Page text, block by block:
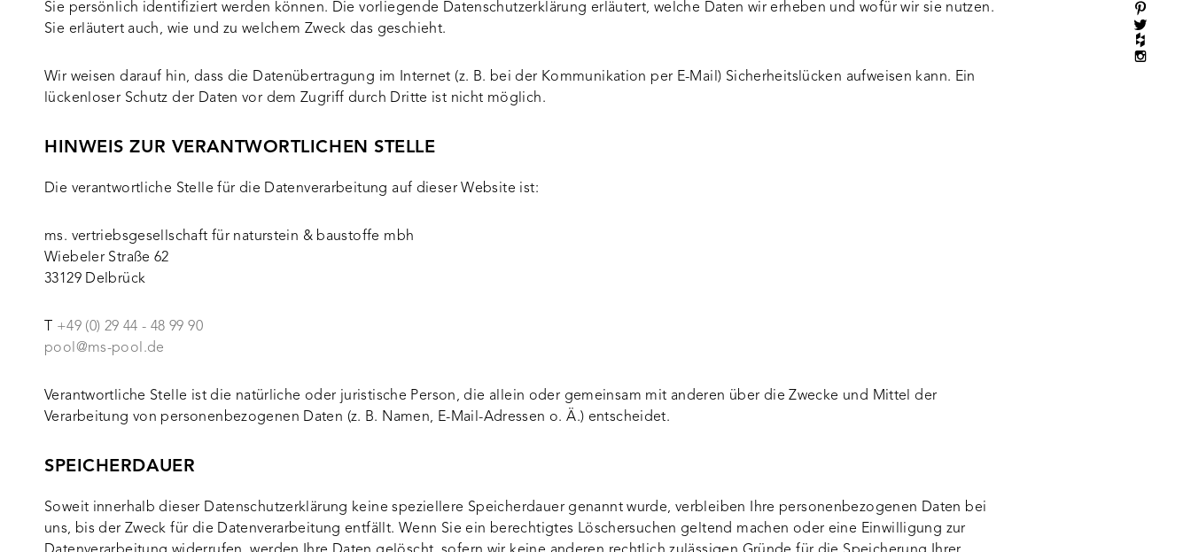
Sie persönlich identifiziert werden können. Die vorliegende Datenschutzerklärung erläutert, welche Daten wir erheben und wofür wir sie nutzen.
Sie erläutert auch, wie und zu welchem Zweck das geschieht.
Wir weisen darauf hin, dass die Datenübertragung im Internet (z. B. bei der Kommunikation per E-Mail) Sicherheitslücken aufweisen kann. Ein
lückenloser Schutz der Daten vor dem Zugriff durch Dritte ist nicht möglich.
HINWEIS ZUR VERANTWORTLICHEN STELLE
Die verantwortliche Stelle für die Datenverarbeitung auf dieser Website ist:
ms. vertriebsgesellschaft für naturstein & baustoffe mbh
Wiebeler Straße 62
33129 Delbrück
+49 (0) 29 44 - 48 99 90
pool@ms-pool.de
Verantwortliche Stelle ist die natürliche oder juristische Person, die allein oder gemeinsam mit anderen über die Zwecke und Mittel der
Verarbeitung von personenbezogenen Daten (z. B. Namen, E-Mail-Adressen o. Ä.) entscheidet.
SPEICHERDAUER
Soweit innerhalb dieser Datenschutzerklärung keine speziellere Speicherdauer genannt wurde, verbleiben Ihre personenbezogenen Daten bei
uns, bis der Zweck für die Datenverarbeitung entfällt. Wenn Sie ein berechtigtes Löschersuchen geltend machen oder eine Einwilligung zur